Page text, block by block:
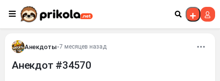
Перейти к контенту
Анекдоты•7 месяцев назад
Анекдот #34570